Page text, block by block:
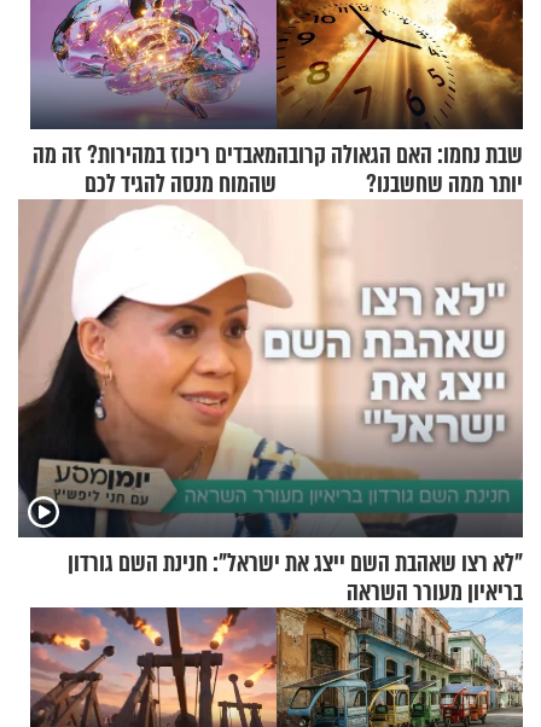
שבת נחמו: האם הגאולה קרובה
יותר ממה שחשבנו?
מאבדים ריכוז במהירות? זה מה
שהמוח מנסה להגיד לכם
"לא רצו שאהבת השם ייצג את ישראל": חנינת השם גורדון
בריאיון מעורר השראה